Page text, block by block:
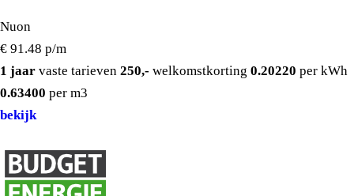
Nuon
€ 91.48 p/m
1 jaar vaste tarieven 250,- welkomstkorting 0.20220 per kWh
0.63400 per m3
bekijk